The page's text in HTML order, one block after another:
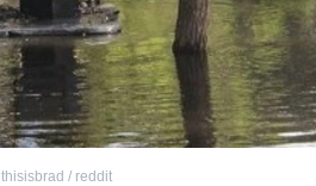
thisisbrad / reddit